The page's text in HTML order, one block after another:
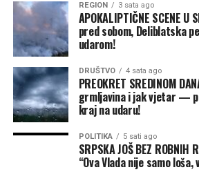
REGION 3 sata ago
APOKALIPTIČNE SCENE
pred sobom, Deliblatska
udarom!
DRUŠTVO 4 sata ago
PREOKRET SREDINOM
grmljavina i jak vjetar —
kraj na udaru!
POLITIKA 5 sati ago
SRPSKA JOŠ BEZ ROBNIH
“Ova Vlada nije samo loša,